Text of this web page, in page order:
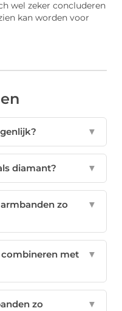
wel zeker concluderen
kan worden voor
▼
diamant? ▼
zo
▼
combineren met
▼
zo
▼